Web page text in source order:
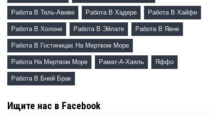
Работа В Тель-Авиве Работа В Хадере Работа В Хайфе
Работа В Холоне Работа В Эйлате Работа В Явне
Работа В Гостиницах На Мертвом Море
Работа На Мертвом Море Рамат-А-Хаяль Яффо
Работа В Бней Брак
Ищите нас в Facebook